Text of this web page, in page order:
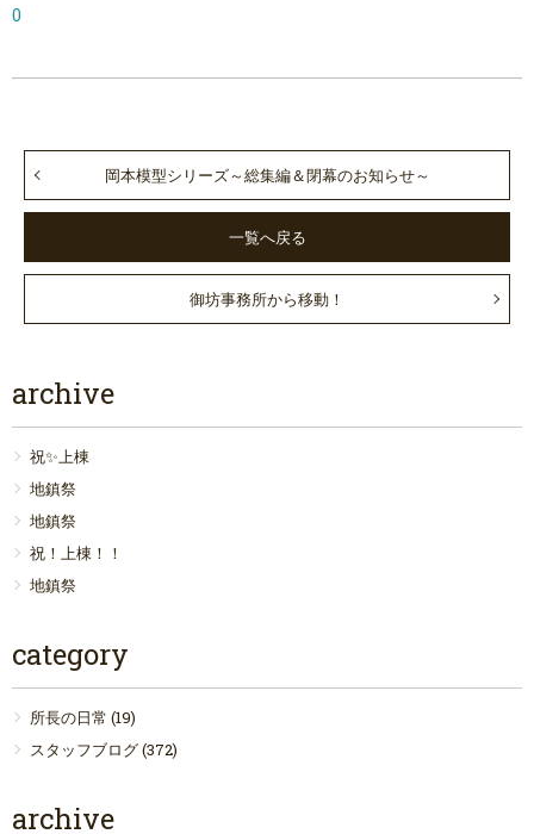
0
岡本模型シリーズ～総集編＆閉幕のお知らせ～
一覧へ戻る
御坊事務所から移動！
archive
祝✨上棟
地鎮祭
地鎮祭
祝！上棟！！
地鎮祭
category
所長の日常 (19)
スタッフブログ(372)
archive